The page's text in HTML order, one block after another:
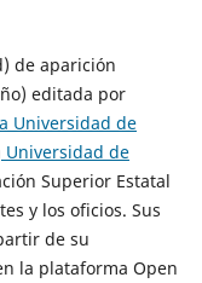
de aparición
editada por
Universidad de
Universidad de
Superior Estatal
y los oficios. Sus
de su
la plataforma Open